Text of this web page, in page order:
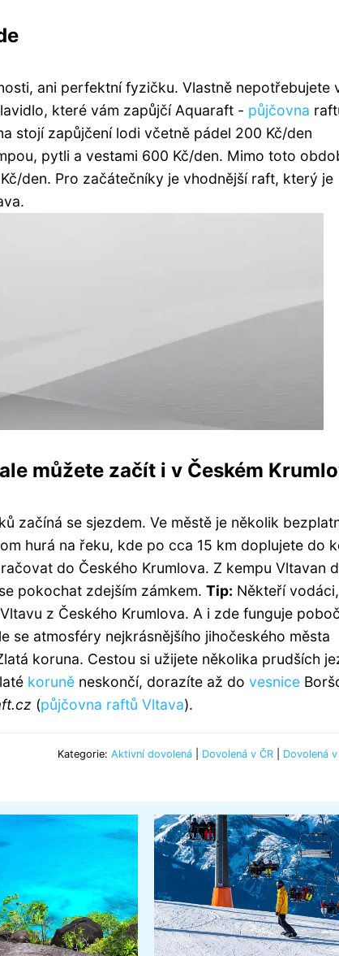
ani perfektní fyzičku. Vlastně nepotřebujete
které vám zapůjčí Aquaraft - půjčovna
stojí zapůjčení lodi včetně pádel 200 Kč/den
pytli a vestami 600 Kč/den. Mimo toto
den. Pro začátečníky je vhodnější raft, který je
můžete začít i v Českém
začíná se sjezdem. Ve městě je několik
hurá na řeku, kde po cca 15 km doplujete do
do Českého Krumlova. Z kempu Vltavan
pokochat zdejším zámkem. Tip: Někteří
z Českého Krumlova. A i zde funguje
se atmosféry nejkrásnějšího jihočeského města
koruna. Cestou si užijete několika prudších
koruně neskončí, dorazíte až do vesnice
(půjčovna raftů Vltava).
Kategorie: Aktivní dovolená Dovolená v ČR Dovolená